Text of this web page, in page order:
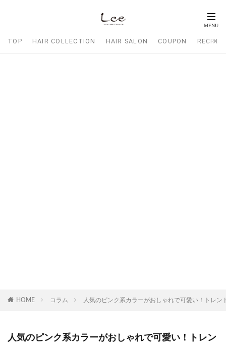
TOP HAIR COLLECTION HAIR SALON COUPON
HOME コラム 人気のピンク系カラーがおしゃれで可愛い！トレン
人気のピンク系カラーがおしゃれで可愛い！トレン